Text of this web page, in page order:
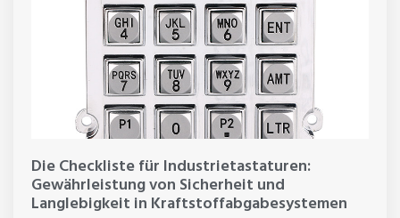
Die Checkliste für Industrietastaturen:
Gewährleistung von Sicherheit und
Langlebigkeit in Kraftstoffabgabesystemen